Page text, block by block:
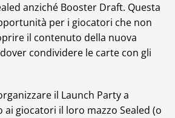
anziché Booster Draft. Questa
per i giocatori che non
il contenuto della nuova
condividere le carte con gli
il Launch Party a
ai giocatori il loro mazzo Sealed (o